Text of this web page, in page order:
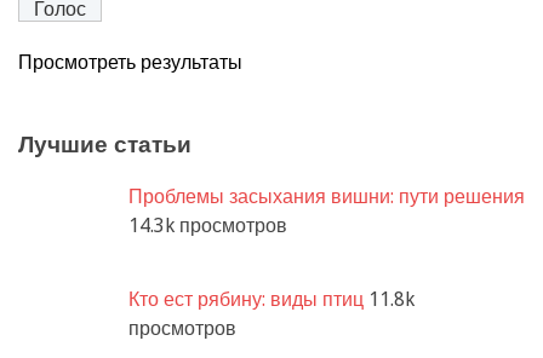
Просмотреть результаты
Лучшие статьи
Проблемы засыхания вишни: пути решения
14.3k просмотров
Кто ест рябину: виды птиц 11.8k
просмотров